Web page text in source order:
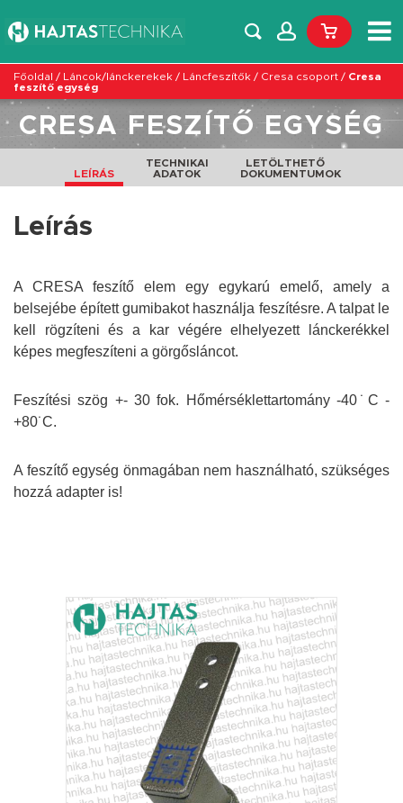
Főoldal / Láncok/lánckerekek / Láncfeszítők / Cresa csoport / Cresa
feszítő egység
CRESA FESZÍTŐ EGYSÉG
LEÍRÁS
TECHNIKAI
ADATOK
LETÖLTHETŐ
DOKUMENTUMOK
Leírás
A CRESA feszítő elem egy egykarú emelő, amely a
belsejébe épített gumibakot használja feszítésre. A talpat le
kell rögzíteni és a kar végére elhelyezett lánckerékkel
képes megfeszíteni a görgősláncot.
Feszítési szög +- 30 fok. Hőmérséklettartomány -40˙C -
+80˙C.
A feszítő egység önmagában nem használható, szükséges
hozzá adapter is!